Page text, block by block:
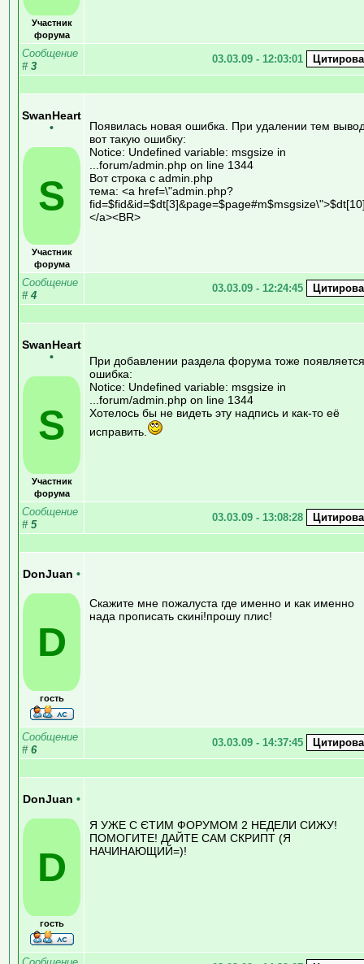
Участник
форума
Сообщение
# 3
03.03.09 - 12:03:01
SwanHeart
•
S
Участник
форума
Появилась новая ошибка. При удалении тем
вот такую ошибку:
Notice: Undefined variable: msgsize in
...forum/admin.php on line 1344
Вот строка с admin.php
тема: <a href=\"admin.php?
</a><BR>
Сообщение
# 4
03.03.09 - 12:24:45
SwanHeart
•
S
Участник
форума
При добавлении раздела форума тоже появляется
ошибка:
Notice: Undefined variable: msgsize in
...forum/admin.php on line 1344
Хотелось бы не видеть эту надпись и как-то её
исправить.
Сообщение
# 5
03.03.09 - 13:08:28
DonJuan •
D
гость
Скажите мне пожалуста где именно и как именно
нада прописать скині!прошу плис!
Сообщение
# 6
03.03.09 - 14:37:45
DonJuan •
D
гость
Я УЖЕ С ЄТИМ ФОРУМОМ 2 НЕДЕЛИ СИЖУ!
ПОМОГИТЕ! ДАЙТЕ САМ СКРИПТ (Я
НАЧИНАЮЩИЙ=)!